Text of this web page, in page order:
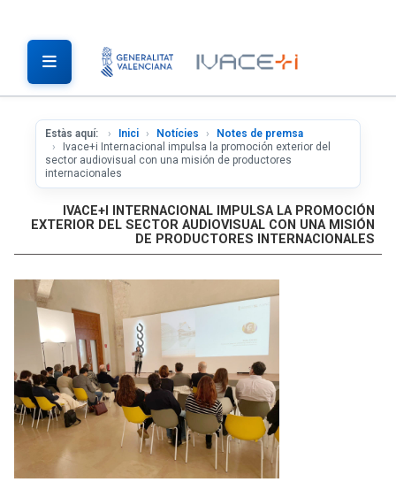
Estàs aquí: Inici Notícies
Notes de premsa
Ivace+i Internacional impulsa la promoción exterior del
sector audiovisual con una misión de productores
internacionales
IVACE+I INTERNACIONAL IMPULSA LA PROMOCIÓN
EXTERIOR DEL SECTOR AUDIOVISUAL CON UNA MISIÓN
DE PRODUCTORES INTERNACIONALES